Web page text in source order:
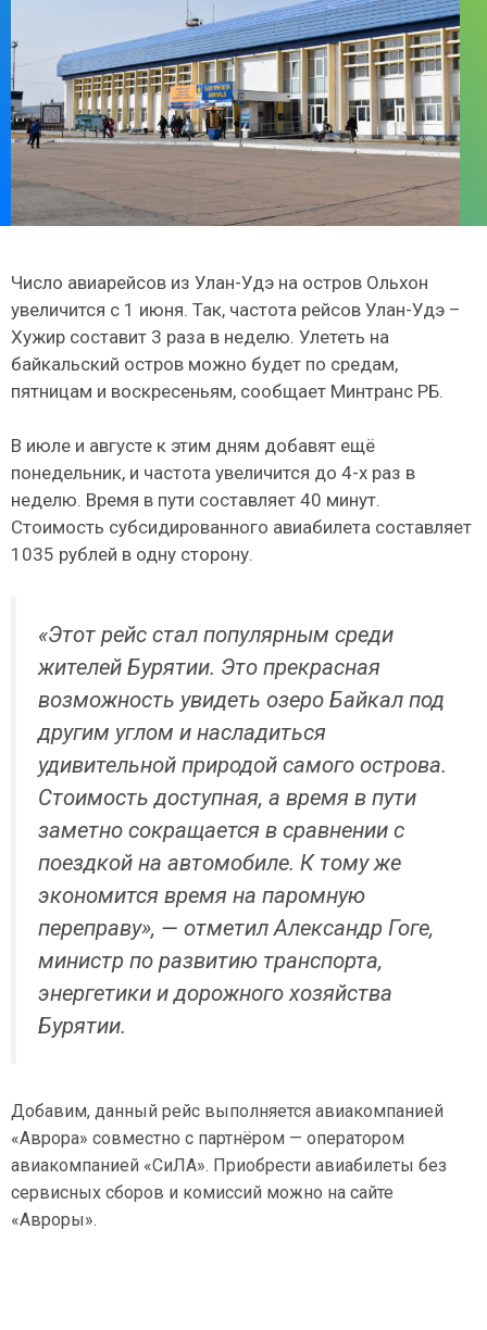
Число авиарейсов из Улан-Удэ на остров Ольхон
увеличится с 1 июня. Так, частота рейсов Улан-Удэ –
Хужир составит 3 раза в неделю. Улететь на
байкальский остров можно будет по средам,
пятницам и воскресеньям, сообщает Минтранс РБ.
В июле и августе к этим дням добавят ещё
понедельник, и частота увеличится до 4-х раз в
неделю. Время в пути составляет 40 минут.
Стоимость субсидированного авиабилета составляет
1035 рублей в одну сторону.
«Этот рейс стал популярным среди
жителей Бурятии. Это прекрасная
возможность увидеть озеро Байкал под
другим углом и насладиться
удивительной природой самого острова.
Стоимость доступная, а время в пути
заметно сокращается в сравнении с
поездкой на автомобиле. К тому же
экономится время на паромную
переправу», — отметил Александр Гоге,
министр по развитию транспорта,
энергетики и дорожного хозяйства
Бурятии.
Добавим, данный рейс выполняется авиакомпанией
«Аврора» совместно с партнёром — оператором
авиакомпанией «СиЛА». Приобрести авиабилеты без
сервисных сборов и комиссий можно на сайте
«Авроры».